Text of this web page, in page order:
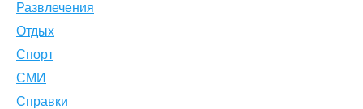
Развлечения
Отдых
Спорт
СМИ
Справки